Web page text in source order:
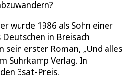
wurde 1986 als Sohn einer
in Breisach
sein erster Roman, „Und alles
Suhrkamp Verlag. In
3sat-Preis.